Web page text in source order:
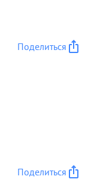
Поделиться
Поделиться